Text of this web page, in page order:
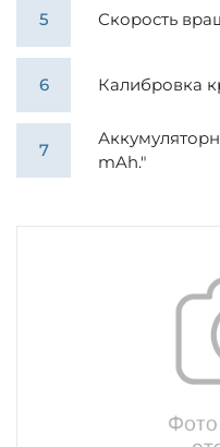
Скорость
Калибровка
mAh."